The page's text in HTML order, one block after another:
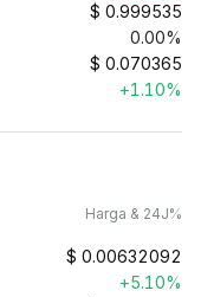
$ 0.999535
0.00%
$ 0.070365
+1.10%
Harga & 24J%
$ 0.00632092
+5.10%